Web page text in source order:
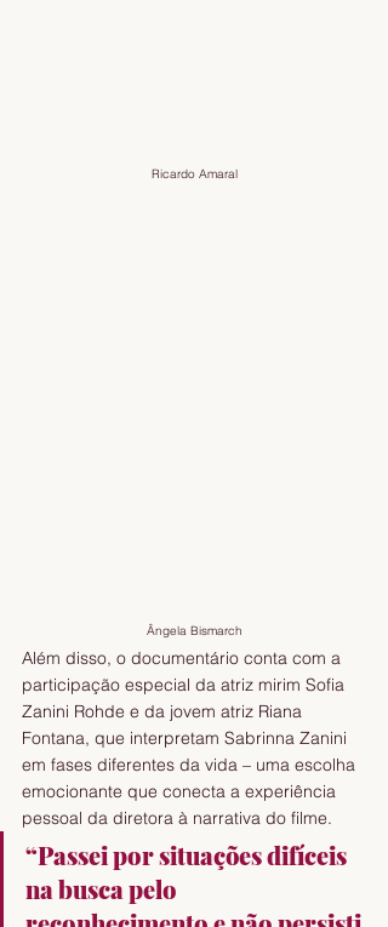
Ricardo Amaral
Ângela Bismarch
Além disso, o documentário conta com a
participação especial da atriz mirim Sofia
Zanini Rohde e da jovem atriz Riana
Fontana, que interpretam Sabrinna Zanini
em fases diferentes da vida – uma escolha
emocionante que conecta a experiência
pessoal da diretora à narrativa do filme.
“Passei por situações difíceis
na busca pelo